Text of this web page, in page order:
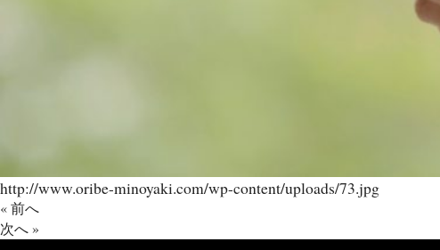
http://www.oribe-minoyaki.com/wp-content/uploads/73.jpg
« 前へ
次へ »